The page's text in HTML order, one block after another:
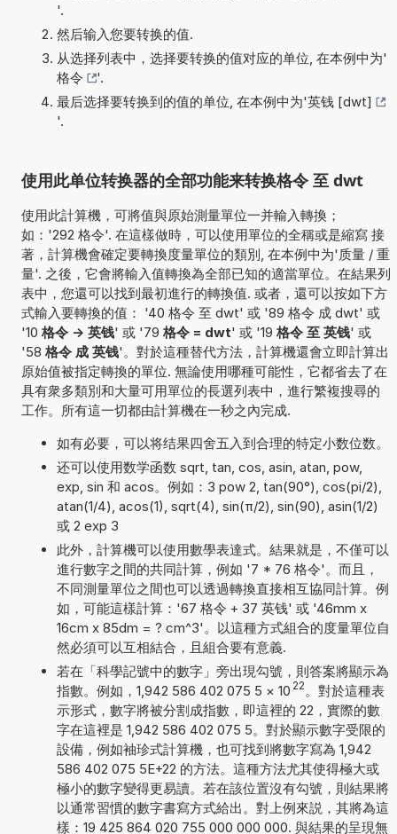
'.
然后输入您要转换的值.
从选择列表中，选择要转换的值对应的单位, 在本例中为'
格令
'.
最后选择要转换到的值的单位, 在本例中为'英钱 [dwt]
'.
使用此单位转换器的全部功能来转换格令 至 dwt
使用此計算機，可將值與原始測量單位一并輸入轉換；
如：'292 格令'. 在這樣做時，可以使用單位的全稱或是縮寫 接
著，計算機會確定要轉換度量單位的類別, 在本例中为'质量 / 重
量'. 之後，它會將輸入值轉換為全部已知的適當單位。在結果列
表中，您還可以找到最初進行的轉換值. 或者，還可以按如下方
式輸入要轉換的值： '40 格令 至 dwt' 或 '89 格令 成 dwt' 或
'10 格令 -> 英钱' 或 '79 格令 = dwt' 或 '19 格令 至 英钱' 或
'58 格令 成 英钱'。對於這種替代方法，計算機還會立即計算出
原始值被指定轉換的單位. 無論使用哪種可能性，它都省去了在
具有衆多類別和大量可用單位的長選列表中，進行繁複搜尋的
工作。所有這一切都由計算機在一秒之內完成.
如有必要，可以将结果四舍五入到合理的特定小数位数。
还可以使用数学函数 sqrt, tan, cos, asin, atan, pow,
exp, sin 和 acos。例如：3 pow 2, tan(90°), cos(pi/2),
atan(1/4), acos(1), sqrt(4), sin(π/2), sin(90), asin(1/2)
或 2 exp 3
此外，計算機可以使用數學表達式。結果就是，不僅可以
進行數字之間的共同計算，例如 '7 * 76 格令'。而且，
不同測量單位之間也可以透過轉換直接相互協同計算。例
如，可能這樣計算：'67 格令 + 37 英钱' 或 '46mm x
16cm x 85dm = ? cm^3'。以這種方式組合的度量單位自
然必須可以互相結合，且組合要有意義.
若在「科學記號中的數字」旁出現勾號，則答案將顯示為
指數。例如，1,942 586 402 075 5 × 10 22 。對於這種表
示形式，數字將被分割成指數，即這裡的 22，實際的數
字在這裡是 1,942 586 402 075 5。對於顯示數字受限的
設備，例如袖珍式計算機，也可找到將數字寫為 1,942
586 402 075 5E+22 的方法。這種方法尤其使得極大或
極小的數字變得更易讀。若在該位置沒有勾號，則結果將
以通常習慣的數字書寫方式給出。對上例來説，其將為這
樣：19 425 864 020 755 000 000 000. 與結果的呈現無